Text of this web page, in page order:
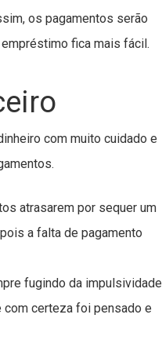
os pagamentos serão
fica mais fácil.
com muito cuidado e
atrasarem por sequer um
a falta de pagamento
fugindo da impulsividade
com certeza foi pensado e